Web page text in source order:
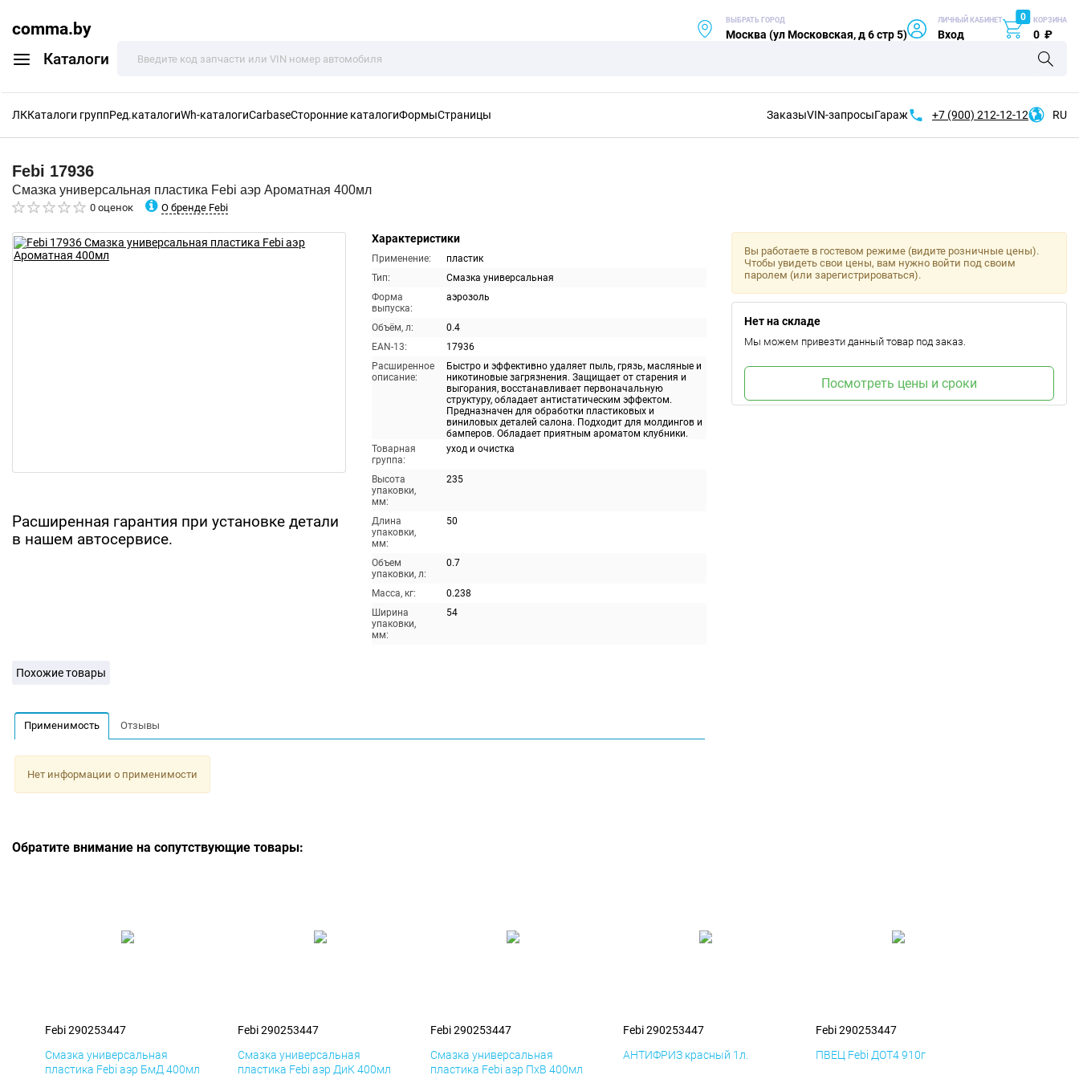
comma.by
Каталоги
ВЫБРАТЬ ГОРОД
Москва (ул Московская, д 6 стр 5)
ЛИЧНЫЙ КАБИНЕТ
Вход
0 КОРЗИНА
0 ₽
ЛККаталоги группРед.каталогиWh-каталогиCarbaseСторонние каталогиФормыСтраницы ЗаказыVIN-запросыГараж +7 (900) 212-12-12 RU
Febi 17936
Смазка универсальная пластика Febi аэр Ароматная 400мл
0 оценок О бренде Febi
Расширенная гарантия при установке детали
в нашем автосервисе.
Характеристики
Применение:
пластик
Тип:
Смазка универсальная
Форма
выпуска:
аэрозоль
Объём, л:
0.4
EAN-13:
17936
Расширенное
описание:
Быстро и эффективно удаляет пыль, грязь, масляные и
никотиновые загрязнения. Защищает от старения и
выгорания, восстанавливает первоначальную
структуру, обладает антистатическим эффектом.
Предназначен для обработки пластиковых и
виниловых деталей салона. Подходит для молдингов и
бамперов. Обладает приятным ароматом клубники.
Товарная
группа:
уход и очистка
Высота
упаковки,
мм:
235
Длина
упаковки,
мм:
50
Объем
упаковки, л:
0.7
Масса, кг:
0.238
Ширина
упаковки,
мм:
54
Вы работаете в гостевом режиме (видите розничные цены).
Чтобы увидеть свои цены, вам нужно войти под своим
паролем (или зарегистрироваться).
Нет на складе
Мы можем привезти данный товар под заказ.
Посмотреть цены и сроки
Похожие товары
Применимость Отзывы
Нет информации о применимости
Обратите внимание на сопутствующие товары:
Febi 290253447
Смазка универсальная
пластика Febi аэр БмД 400мл
Febi 290253447
Смазка универсальная
пластика Febi аэр ДиК 400мл
Febi 290253447
Смазка универсальная
пластика Febi аэр ПхВ 400мл
Febi 290253447
АНТИФРИЗ красный 1л.
Febi 290253447
ПВЕЦ Febi ДОТ4 910г